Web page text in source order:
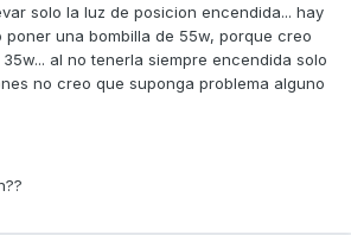
solo la luz de posicion encendida... hay
poner una bombilla de 55w, porque creo
al no tenerla siempre encendida solo
no creo que suponga problema alguno